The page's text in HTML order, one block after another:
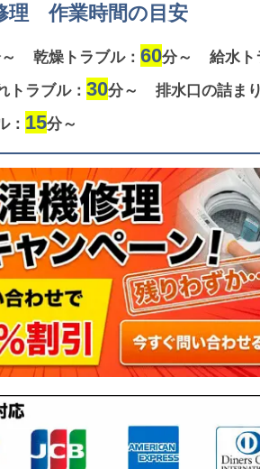
理 作業時間の目安
乾燥トラブル： 60分～
給水ト
トラブル： 30分～
排水口の詰ま
： 15分～